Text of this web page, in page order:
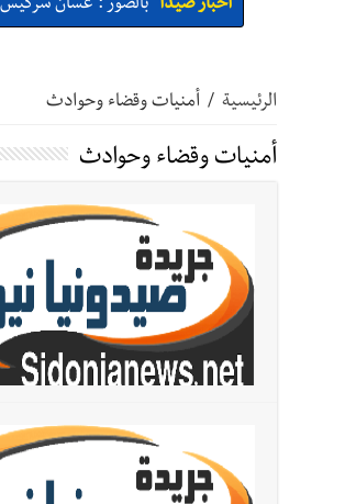
أخبار صيدا بالصور : غسان سركيس
أخبار صيدا
بلدية صيدا : حجز
أخبار صيدا
بلدية صيدا ومؤسسة
خرق إسرائيلي في زوطر
أخبار لبنان روابط القطاع العام :
أخبار لبنان خلفيات توقيف السفير
أخبار لبنان حراك ديبلوماسي
أخبار لبنان ليلة سقوط رياض
الرئيسية / أمنيات وقضاء وحوادث
أمنيات وقضاء وحوادث